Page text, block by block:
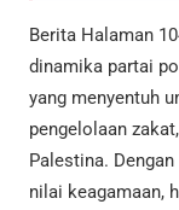
Berita Halaman
dinamika partai
yang menyentuh
pengelolaan
Palestina.
nilai keagamaan,